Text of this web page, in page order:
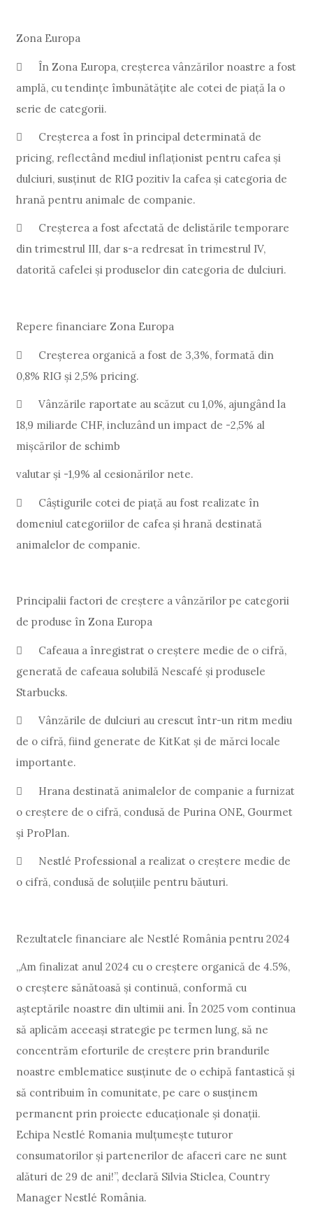
Zona Europa

În Zona Europa, creșterea vânzărilor noastre a fost
amplă, cu tendințe îmbunătățite ale cotei de piață la o
serie de categorii.

Creșterea a fost în principal determinată de
pricing, reflectând mediul inflaționist pentru cafea și
dulciuri, susținut de RIG pozitiv la cafea și categoria de
hrană pentru animale de companie.

Creșterea a fost afectată de delistările temporare
din trimestrul III, dar s-a redresat în trimestrul IV,
datorită cafelei și produselor din categoria de dulciuri.
Repere financiare Zona Europa

Creșterea organică a fost de 3,3%, formată din
0,8% RIG și 2,5% pricing.

Vânzările raportate au scăzut cu 1,0%, ajungând la
18,9 miliarde CHF, incluzând un impact de -2,5% al
mișcărilor de schimb
valutar și -1,9% al cesionărilor nete.

Câștigurile cotei de piață au fost realizate în
domeniul categoriilor de cafea și hrană destinată
animalelor de companie.
Principalii factori de creștere a vânzărilor pe categorii
de produse în Zona Europa

Cafeaua a înregistrat o creștere medie de o cifră,
generată de cafeaua solubilă Nescafé și produsele
Starbucks.

Vânzările de dulciuri au crescut într-un ritm mediu
de o cifră, fiind generate de KitKat și de mărci locale
importante.

Hrana destinată animalelor de companie a furnizat
o creștere de o cifră, condusă de Purina ONE, Gourmet
și ProPlan.

Nestlé Professional a realizat o creștere medie de
o cifră, condusă de soluțiile pentru băuturi.
Rezultatele financiare ale Nestlé România pentru 2024
„Am finalizat anul 2024 cu o creștere organică de 4.5%,
o creștere sănătoasă și continuă, conformă cu
așteptările noastre din ultimii ani. În 2025 vom continua
să aplicăm aceeași strategie pe termen lung, să ne
concentrăm eforturile de creștere prin brandurile
noastre emblematice susținute de o echipă fantastică și
să contribuim în comunitate, pe care o susținem
permanent prin proiecte educaționale și donații.
Echipa Nestlé Romania mulțumește tuturor
consumatorilor și partenerilor de afaceri care ne sunt
alături de 29 de ani!”, declară Silvia Sticlea, Country
Manager Nestlé România.